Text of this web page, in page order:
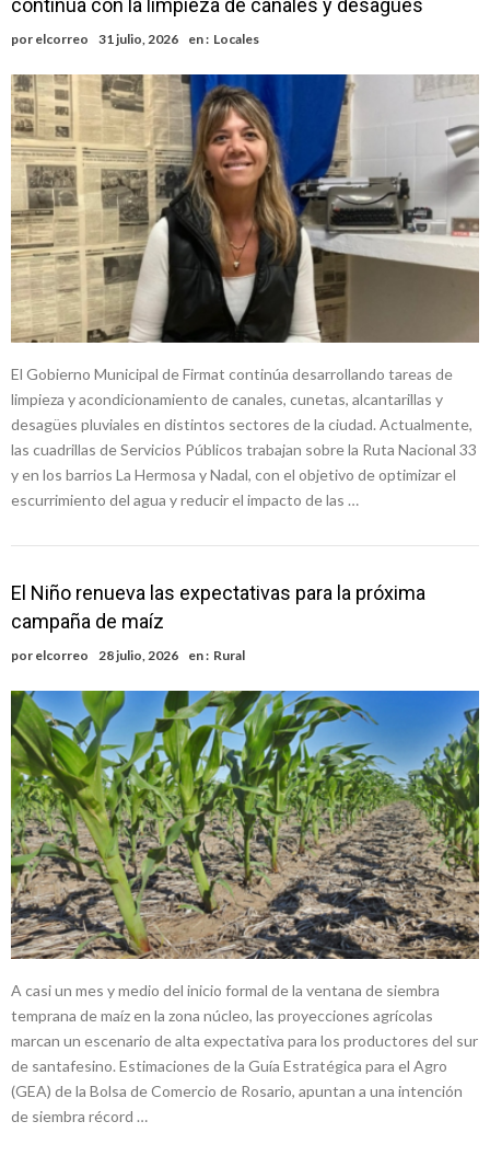
Faltas por presuntas irregularidades
Villada: el viento provocó el desprendimiento del techo del galpón
del ferrocarril
Violento robo en la zona rural de Firmat: maniataron a una pareja de
adultos mayores
Colecta solidaria de juguetes en Firmat para el EPI y el Hospital
Vilela
continúa con la limpieza de canales y desagües
por elcorreo 31 julio, 2026 en : Locales
El Gobierno Municipal de Firmat continúa desarrollando tareas de
limpieza y acondicionamiento de canales, cunetas, alcantarillas y
desagües pluviales en distintos sectores de la ciudad. Actualmente,
las cuadrillas de Servicios Públicos trabajan sobre la Ruta Nacional 33
y en los barrios La Hermosa y Nadal, con el objetivo de optimizar el
escurrimiento del agua y reducir el impacto de las …
El Niño renueva las expectativas para la próxima
campaña de maíz
por elcorreo 28 julio, 2026 en : Rural
A casi un mes y medio del inicio formal de la ventana de siembra
temprana de maíz en la zona núcleo, las proyecciones agrícolas
marcan un escenario de alta expectativa para los productores del sur
de santafesino. Estimaciones de la Guía Estratégica para el Agro
(GEA) de la Bolsa de Comercio de Rosario, apuntan a una intención
de siembra récord …